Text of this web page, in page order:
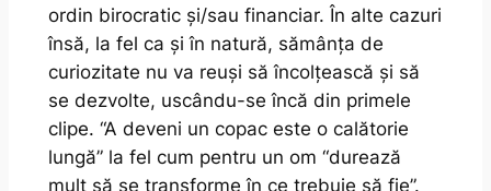
ordin birocratic și/sau financiar. În alte cazuri
însă, la fel ca și în natură, sămânța de
curiozitate nu va reuși să încolțească și să
se dezvolte, uscându-se încă din primele
clipe. “A deveni un copac este o calătorie
lungă” la fel cum pentru un om “durează
mult să se transforme în ce trebuie să fie”.